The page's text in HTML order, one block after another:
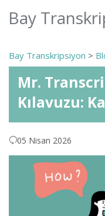
Bay
Bay Transkripsiyon >
Mr.
Kılavuzu:
05 Nisan 2026